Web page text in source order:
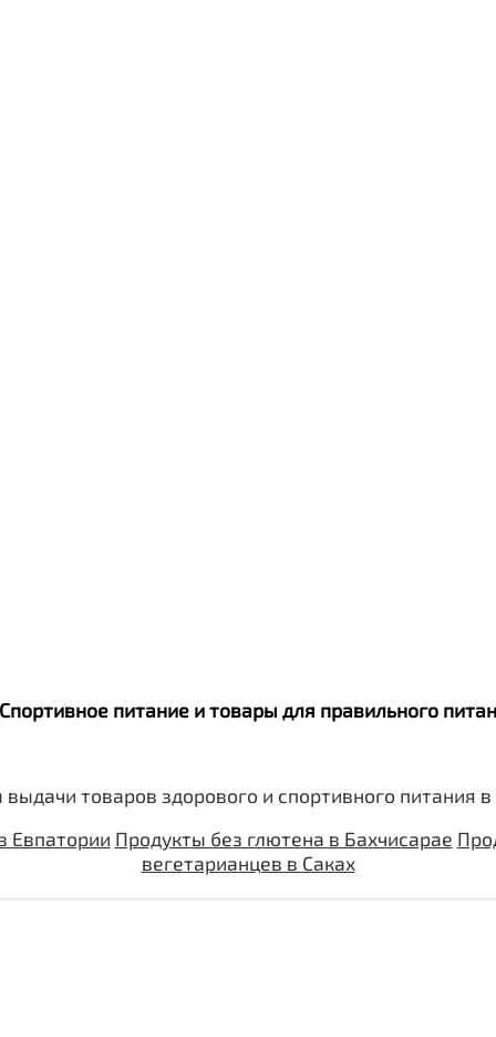
питание и товары для правильного
выдачи товаров здорового и спортивного питания
Евпатории Продукты без глютена в Бахчисарае
вегетарианцев в Саках